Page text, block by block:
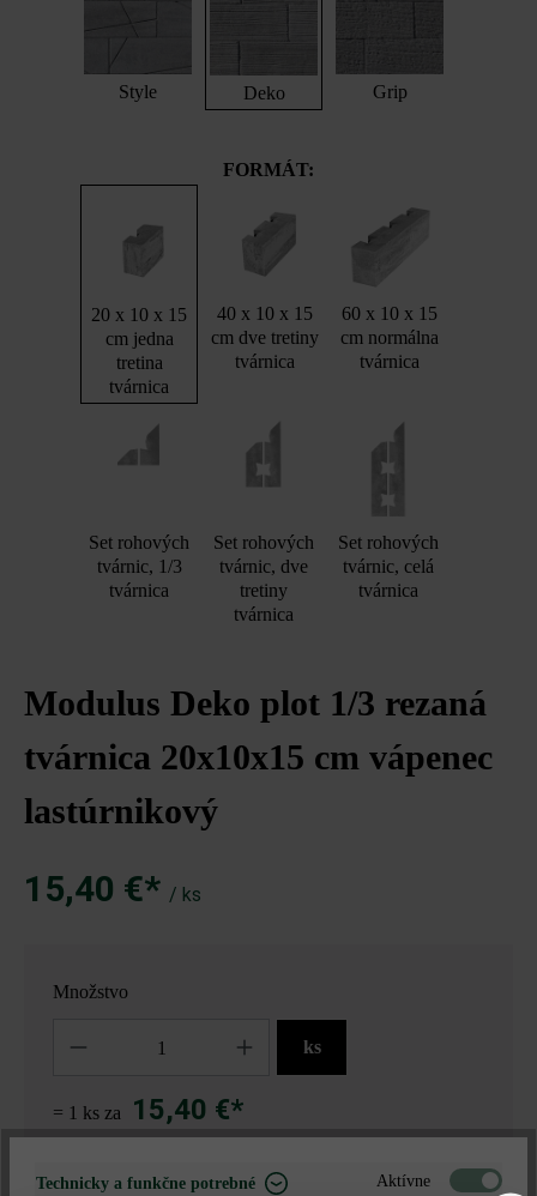
Style Deko Grip
FORMÁT:
20 x 10 x 15
cm jedna
tretina
tvárnica
40 x 10 x 15
cm dve tretiny
tvárnica
60 x 10 x 15
cm normálna
tvárnica
Set rohových
tvárnic, 1/3
tvárnica
Set rohových
tvárnic, dve
tretiny
tvárnica
Set rohových
tvárnic, celá
tvárnica
Modulus Deko plot 1/3 rezaná
tvárnica 20x10x15 cm vápenec
lastúrnikový
15,40 €* / ks
Množstvo
ks
= 1 ks za 15,40 €*
Technicky a funkčne potrebné Aktívne